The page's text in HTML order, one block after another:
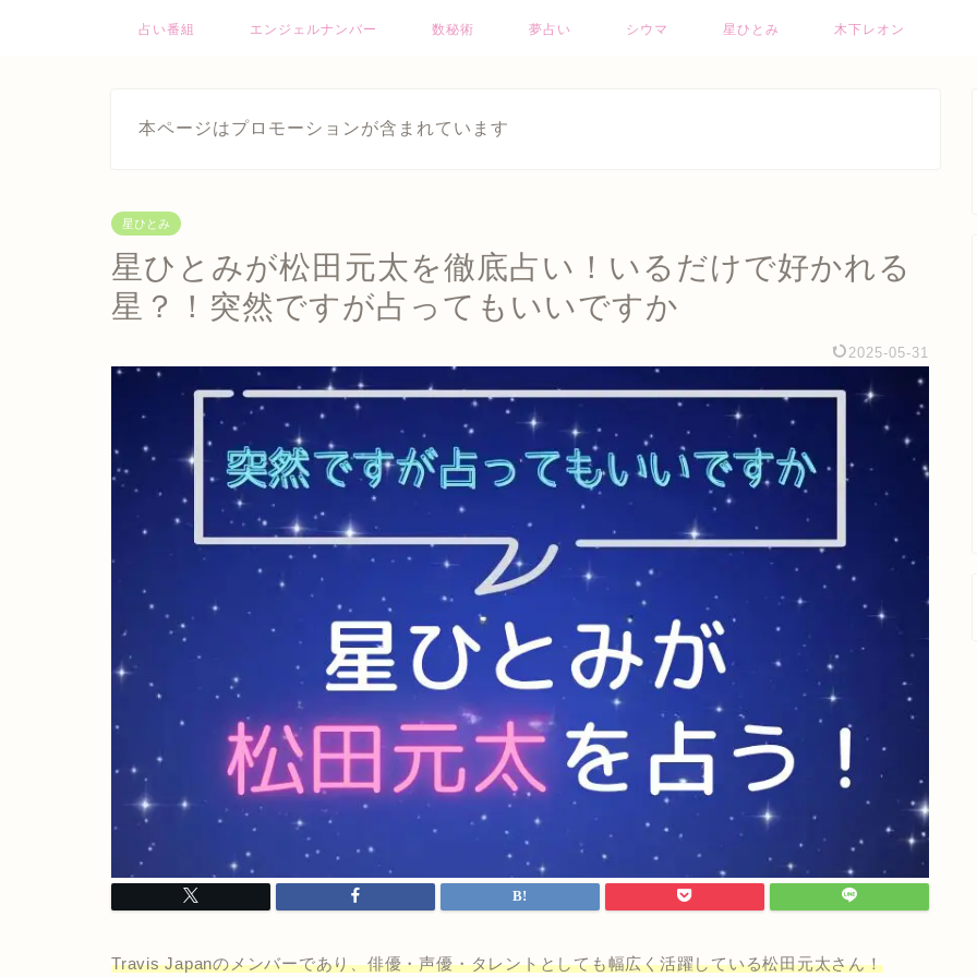
占い番組 エンジェルナンバー 数秘術 夢占い シウマ 星ひとみ 木下レオン
本ページはプロモーションが含まれています
星ひとみ
星ひとみが松田元太を徹底占い！いるだけで好かれる
星？！突然ですが占ってもいいですか
2025-05-31
Travis Japanのメンバーであり、俳優・声優・タレントとしても幅広く活躍している松田元太さん！